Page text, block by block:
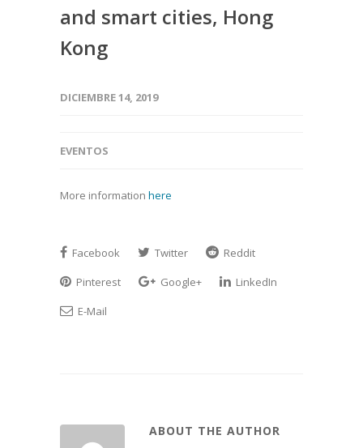
and smart cities, Hong
Kong
DICIEMBRE 14, 2019
EVENTOS
More information here
Facebook Twitter
Reddit
Pinterest
Google+
LinkedIn
E-Mail
ABOUT THE AUTHOR